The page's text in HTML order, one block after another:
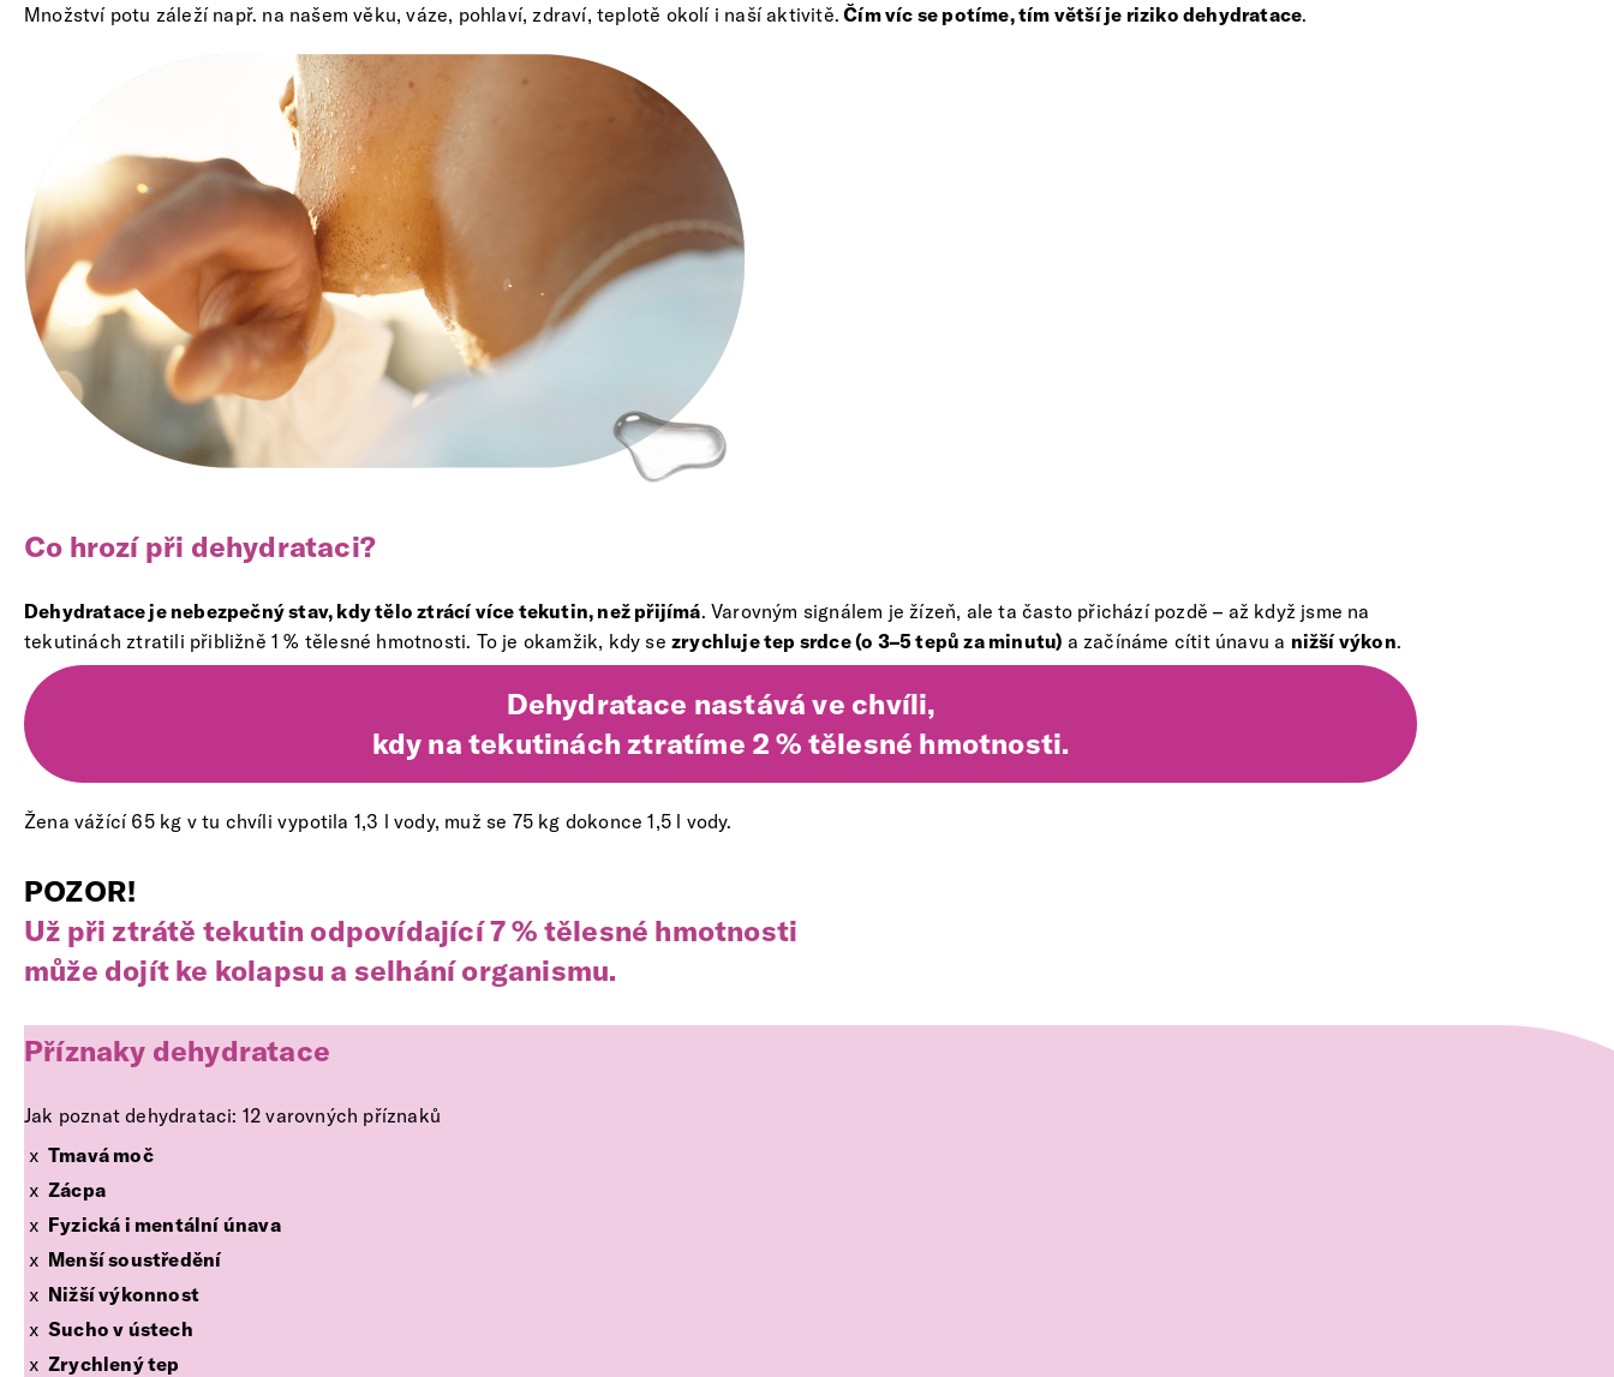
Množství potu záleží např. na našem věku, váze, pohlaví, zdraví, teplotě okolí i naší aktivitě. Čím víc se potíme, tím větší je riziko dehydratace.
Co hrozí při dehydrataci?
Dehydratace je nebezpečný stav, kdy tělo ztrácí více tekutin, než přijímá. Varovným signálem je žízeň, ale ta často přichází pozdě – až když jsme na
tekutinách ztratili přibližně 1 % tělesné hmotnosti. To je okamžik, kdy sezrychluje tep srdce (o 3–5 tepů za minutu) a začínáme cítit únavu a nižší výkon.
Dehydratace nastává ve chvíli,
kdy na tekutinách ztratíme 2 % tělesné hmotnosti.
Žena vážící 65 kg v tu chvíli vypotila 1,3 l vody, muž se 75 kg dokonce 1,5 l vody.
POZOR!
Už při ztrátě tekutin odpovídající 7 % tělesné hmotnosti
může dojít ke kolapsu a selhání organismu.
Příznaky dehydratace
Jak poznat dehydrataci: 12 varovných příznaků
Tmavá moč
Zácpa
Fyzická i mentální únava
Menší soustředění
Nižší výkonnost
Sucho v ústech
Zrychlený tep